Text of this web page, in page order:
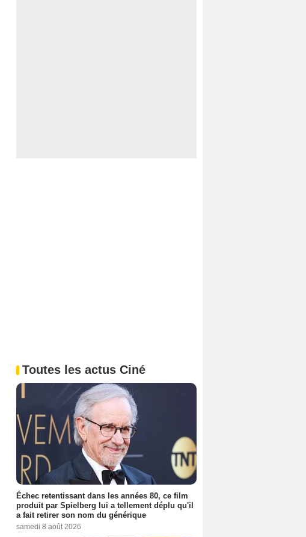
Toutes les actus Ciné
Échec retentissant dans les années 80, ce film
produit par Spielberg lui a tellement déplu qu'il
a fait retirer son nom du générique
samedi 8 août 2026